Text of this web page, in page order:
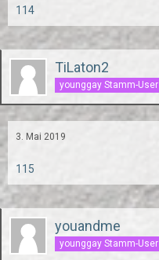
114
TiLaton2
younggay Stamm-User
3. Mai 2019
115
youandme
younggay Stamm-User